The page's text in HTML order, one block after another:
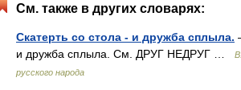
См. также в других словарях:
Скатерть со стола - и дружба сплыла.
и дружба сплыла. См. ДРУГ НЕДРУГ …
русского народа